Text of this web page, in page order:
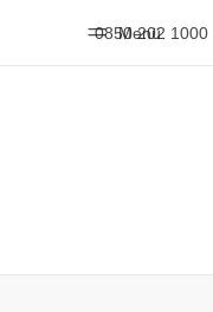
Menü
0850 202 1000